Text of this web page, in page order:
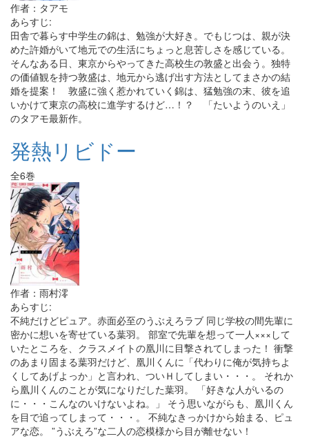
作者：タアモ
あらすじ:
田舎で暮らす中学生の錦は、勉強が大好き。でもじつは、親が決
めた許婚がいて地元での生活にちょっと息苦しさを感じている。
そんなある日、東京からやってきた高校生の敦盛と出会う。独特
の価値観を持つ敦盛は、地元から逃げ出す方法としてまさかの結
婚を提案！ 敦盛に強く惹かれていく錦は、猛勉強の末、彼を追
いかけて東京の高校に進学するけど…！？ 「たいようのいえ」
のタアモ最新作。
発熱リビドー
全6巻
作者：雨村澪
あらすじ:
不純だけどピュア。赤面必至のうぶえろラブ 同じ学校の間先輩に
密かに想いを寄せている葉羽。 部室で先輩を想って一人×××して
いたところを、クラスメイトの凰川に目撃されてしまった！ 衝撃
のあまり固まる葉羽だけど、凰川くんに「代わりに俺が気持ちよ
くしてあげよっか」と言われ、ついＨしてしまい・・・。 それか
ら凰川くんのことが気になりだした葉羽。 「好きな人がいるの
に・・・こんなのいけないよね。」 そう思いながらも、凰川くん
を目で追ってしまって・・・。 不純なきっかけから始まる、ピュ
アな恋。 ”うぶえろ”な二人の恋模様から目が離せない！